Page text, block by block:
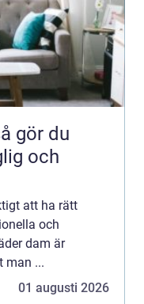
och
att ha rätt
och
dam är
man ...
01 augusti 2026